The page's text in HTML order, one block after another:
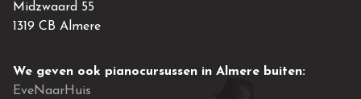
Midzwaard 55
1319 CB Almere
We geven ook pianocursussen in Almere buiten:
EveNaarHuis